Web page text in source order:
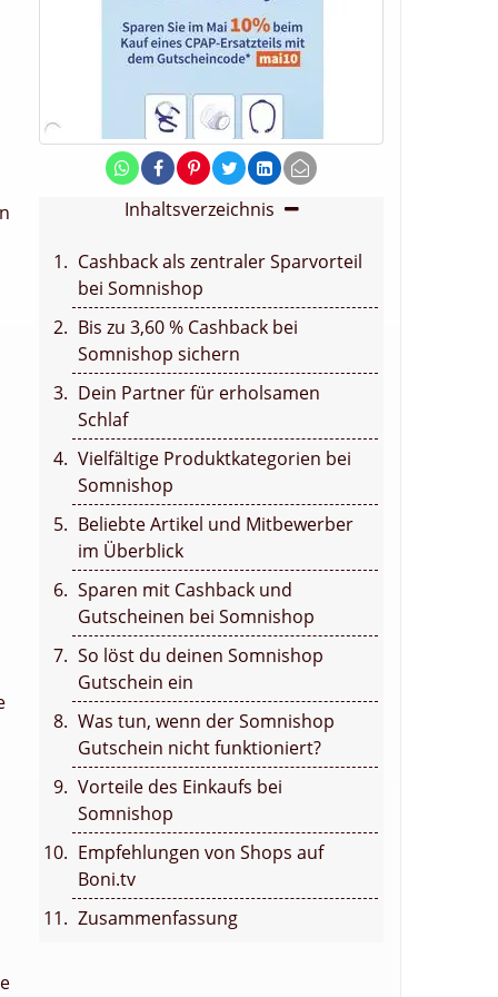
Inhaltsverzeichnis
Cashback als zentraler Sparvorteil
bei Somnishop
Bis zu 3,60 % Cashback bei
Somnishop sichern
Dein Partner für erholsamen
Schlaf
Vielfältige Produktkategorien bei
Somnishop
Beliebte Artikel und Mitbewerber
im Überblick
Sparen mit Cashback und
Gutscheinen bei Somnishop
So löst du deinen Somnishop
Gutschein ein
Was tun, wenn der Somnishop
Gutschein nicht funktioniert?
Vorteile des Einkaufs bei
Somnishop
Empfehlungen von Shops auf
Boni.tv
Zusammenfassung